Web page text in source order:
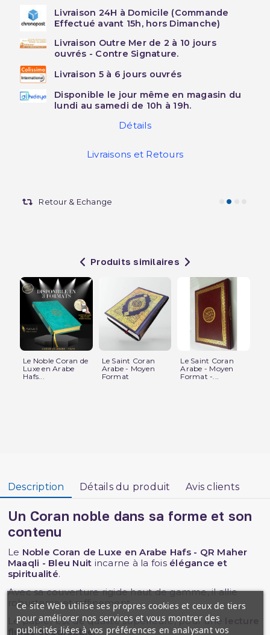
Livraison 24H à Domicile (Commande
Effectué avant 15h, hors Dimanche)
Livraison Outre Mer de 2 à 10 jours
ouvrés - Contre Signature.
Livraison 5 à 6 jours ouvrés
Disponible le jour même en magasin du
lundi au samedi de 10h à 19h.
Détails
Livraisons et Retours
Retour & Echange
Produits similaires
Le Noble Coran de
Luxe en Arabe
Hafs...
Le Saint Coran
Arabe - Moyen
Format
Le Saint Coran
Arabe - Moyen
Format -...
Description Détails du produit Avis clients
Un Coran noble dans sa forme et son
contenu
Le Noble Coran de Luxe en Arabe Hafs - QR Maher
Maaqli - Bleu Nuit incarne à la fois élégance et
spiritualité.
Avec sa couverture rigide haut de gamme, il allie
robustesse et raffinement.
Le papier est de qualité supérieure, pour une
fluide et agréable.
Ce site Web utilise ses propres cookies et ceux de tiers
pour améliorer nos services et vous montrer des
publicités liées à vos préférences en analysant vos